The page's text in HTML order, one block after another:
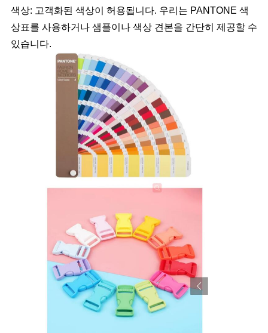
색상: 고객화된 색상이 허용됩니다. 우리는 PANTONE 색
상표를 사용하거나 샘플이나 색상 견본을 간단히 제공할 수
있습니다.